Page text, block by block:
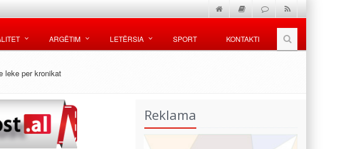
ARGËTIM LETËRSIA SPORT KONTAKTI
leke per kronikat
Reklama